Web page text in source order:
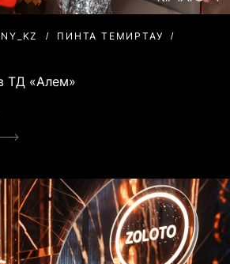
ПИНТА ТЕМИРТАУ
ТД «Алем»